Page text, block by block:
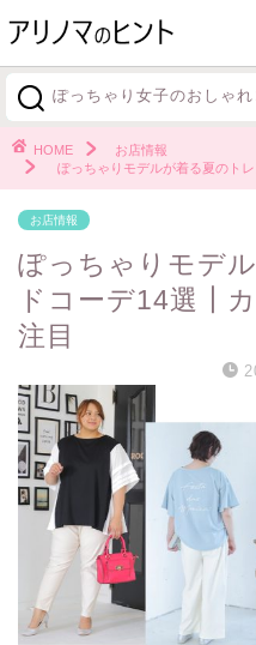
ぽっちゃり女子のおしゃ
HOME
お店情報
ぽっちゃりモデルが着る夏のト
お店情報
ぽっちゃりモデ
ドコーデ14選┃
注目